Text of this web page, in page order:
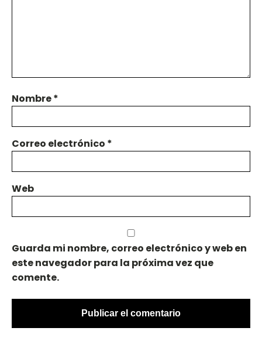
Nombre*
Correo electrónico *
Web
Guarda mi nombre, correo electrónico y web en
este navegador para la próxima vez que
comente.